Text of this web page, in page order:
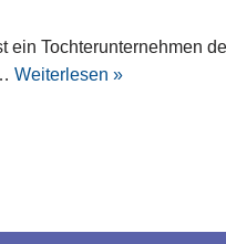
ein Tochterunternehmen
Weiterlesen »